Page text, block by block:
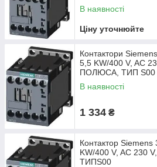
В наявності
Ціну уточнюйте
Контактори
5,5 KW/400 V, AC
ПОЛЮСА, ТИП S00
В наявності
1 334 ₴
Контактор
KW/400 V, AC 230
ТИПS00